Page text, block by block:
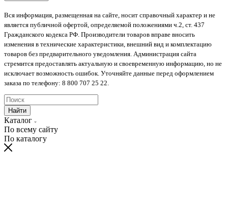
Вся информация, размещенная на сайте, носит справочный характер и не
является публичной офертой, определяемой положениями ч.2, ст. 437
Гражданского кодекса РФ. Производители товаров вправе вносить
изменения в технические характеристики, внешний вид и комплектацию
товаров без предварительного уведомления. Администрация сайта
стремится предоставлять актуальную и своевременную информацию, но не
исключает возможность ошибок. Уточняйте данные перед оформлением
заказа по телефону: 8 800 707 25 22.
Найти
Каталог
По всему сайту
По каталогу